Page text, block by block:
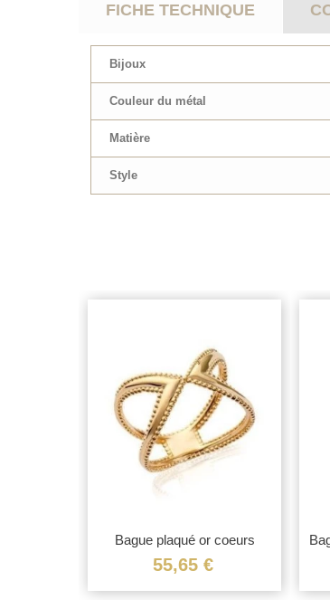
FICHE TECHNIQUE
Bijoux
Couleur du métal
Matière
Style
Bague plaqué or coeurs
55,65 €